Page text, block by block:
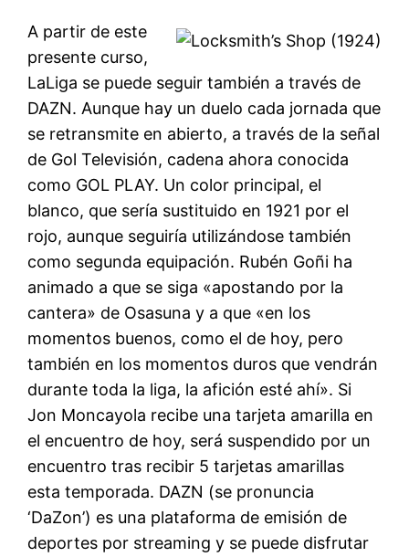
A partir de este
presente curso,
LaLiga se puede seguir también a través de
DAZN. Aunque hay un duelo cada jornada que
se retransmite en abierto, a través de la señal
de Gol Televisión, cadena ahora conocida
como GOL PLAY. Un color principal, el
blanco, que sería sustituido en 1921 por el
rojo, aunque seguiría utilizándose también
como segunda equipación. Rubén Goñi ha
animado a que se siga «apostando por la
cantera» de Osasuna y a que «en los
momentos buenos, como el de hoy, pero
también en los momentos duros que vendrán
durante toda la liga, la afición esté ahí». Si
Jon Moncayola recibe una tarjeta amarilla en
el encuentro de hoy, será suspendido por un
encuentro tras recibir 5 tarjetas amarillas
esta temporada. DAZN (se pronuncia
‘DaZon’) es una plataforma de emisión de
deportes por streaming y se puede disfrutar